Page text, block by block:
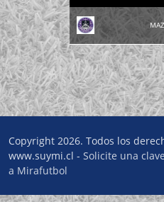
Copyright 2026. Todos los
www.suymi.cl - Solicite una
a Mirafutbol